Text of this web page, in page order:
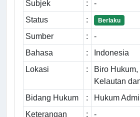
Subjek :
-
Status
: Berlaku
Sumber :
-
Bahasa
:
Indonesia
Lokasi
:
Biro
Kelautan
Bidang Hukum
:
Hukum
Keterangan
:
-